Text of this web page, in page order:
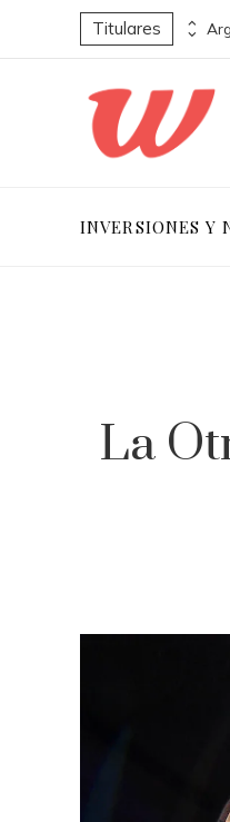
Titulares La influencia de La naranja mecánica en la estética y narrativa distópica
INVERSIONES Y
La